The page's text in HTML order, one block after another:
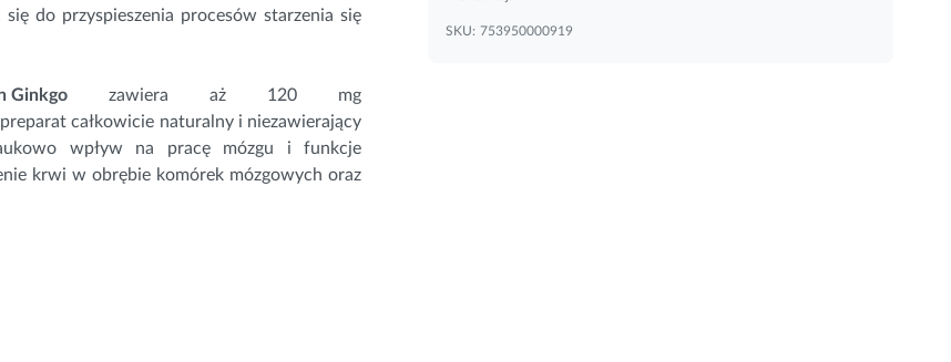
do przyspieszenia procesów starzenia się
Ginkgo zawiera aż 120 mg
całkowicie naturalny i niezawierający
wpływ na pracę mózgu i funkcje
krwi w obrębie komórek mózgowych oraz
SKU: 753950000919